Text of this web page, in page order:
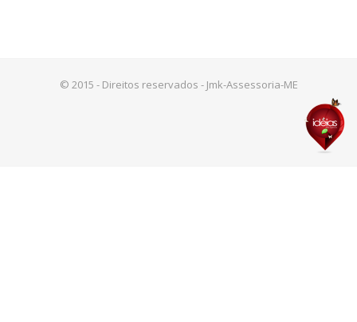
© 2015 - Direitos reservados - Jmk-Assessoria-ME